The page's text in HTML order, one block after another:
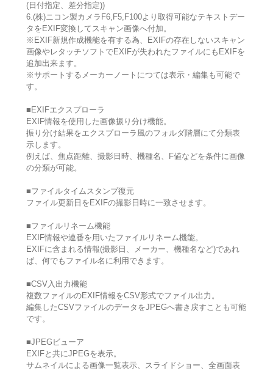
(日付指定、差分指定))
6.(株)ニコン製カメラF6,F5,F100より取得可能なテキストデー
タをEXIF変換してスキャン画像へ付加。
※EXIF新規作成機能を有する為、EXIFの存在しないスキャン
画像やレタッチソフトでEXIFが失われたファイルにもEXIFを
追加出来ます。
※サポートするメーカーノートにつては表示・編集も可能で
す。
■EXIFエクスプローラ
EXIF情報を使用した画像振り分け機能。
振り分け結果をエクスプローラ風のフォルダ階層にて分類表
示します。
例えば、焦点距離、撮影日時、機種名、F値などを条件に画像
の分類が可能。
■ファイルタイムスタンプ復元
ファイル更新日をEXIFの撮影日時に一致させます。
■ファイルリネーム機能
EXIF情報や連番を用いたファイルリネーム機能。
EXIFに含まれる情報(撮影日、メーカー、機種名など)であれ
ば、何でもファイル名に利用できます。
■CSV入出力機能
複数ファイルのEXIF情報をCSV形式でファイル出力。
編集したCSVファイルのデータをJPEGへ書き戻すことも可能
です。
■JPEGビューア
EXIFと共にJPEGを表示。
サムネイルによる画像一覧表示、スライドショー、全画面表